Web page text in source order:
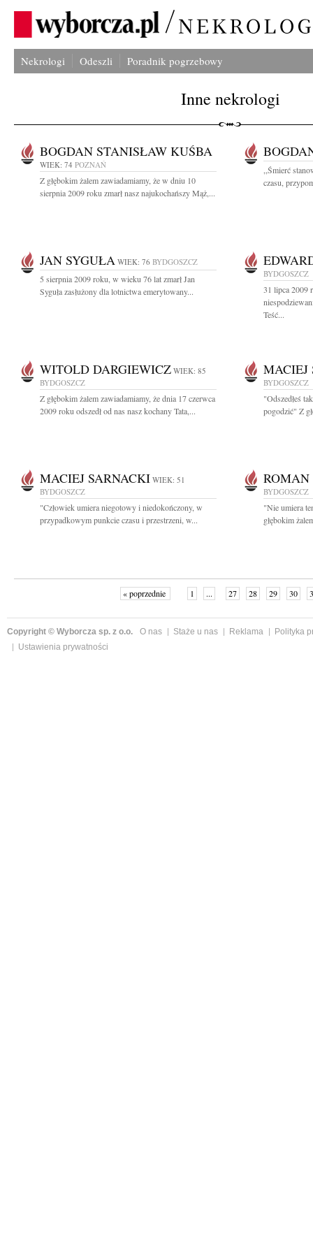
Nekrologi Odeszli Poradnik pogrzebowy
Inne nekrologi
BOGDAN STANISŁAW KUŚBA
WIEK: 74 POZNAŃ
Z głębokim żalem zawiadamiamy, że w dniu 10
sierpnia 2009 roku zmarł nasz najukochańszy Mąż,...
,,Śmierć
czasu,
JAN SYGUŁA WIEK: 76 BYDGOSZCZ
5 sierpnia 2009 roku, w wieku 76 lat zmarł Jan
Syguła zasłużony dla lotnictwa emerytowany...
BYDGOSZCZ
31 lipca 2009
Teść...
WITOLD DARGIEWICZ WIEK: 85
BYDGOSZCZ
Z głębokim żalem zawiadamiamy, że dnia 17 czerwca
2009 roku odszedł od nas nasz kochany Tata,...
MACIEJ
BYDGOSZCZ
"Odszedłeś
pogodzić" Z
MACIEJ SARNACKI WIEK: 51
BYDGOSZCZ
"Człowiek umiera niegotowy i niedokończony, w
przypadkowym punkcie czasu i przestrzeni, w...
ROMAN
BYDGOSZCZ
"Nie umiera
głębokim
« poprzednie 1 ... 27 28 29 30
Copyright © Wyborcza sp. z o.o. O nas Staże u nas Reklama
Polityka
Ustawienia prywatności